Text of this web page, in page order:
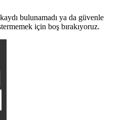
bulunamadı ya da güvenle
için boş bırakıyoruz.